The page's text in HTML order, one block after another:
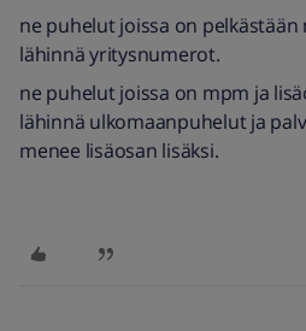
ne puhelut joissa on
lähinnä yritysnumerot.
ne puhelut joissa on mpm ja
lähinnä ulkomaanpuhelut ja
menee lisäosan lisäksi.